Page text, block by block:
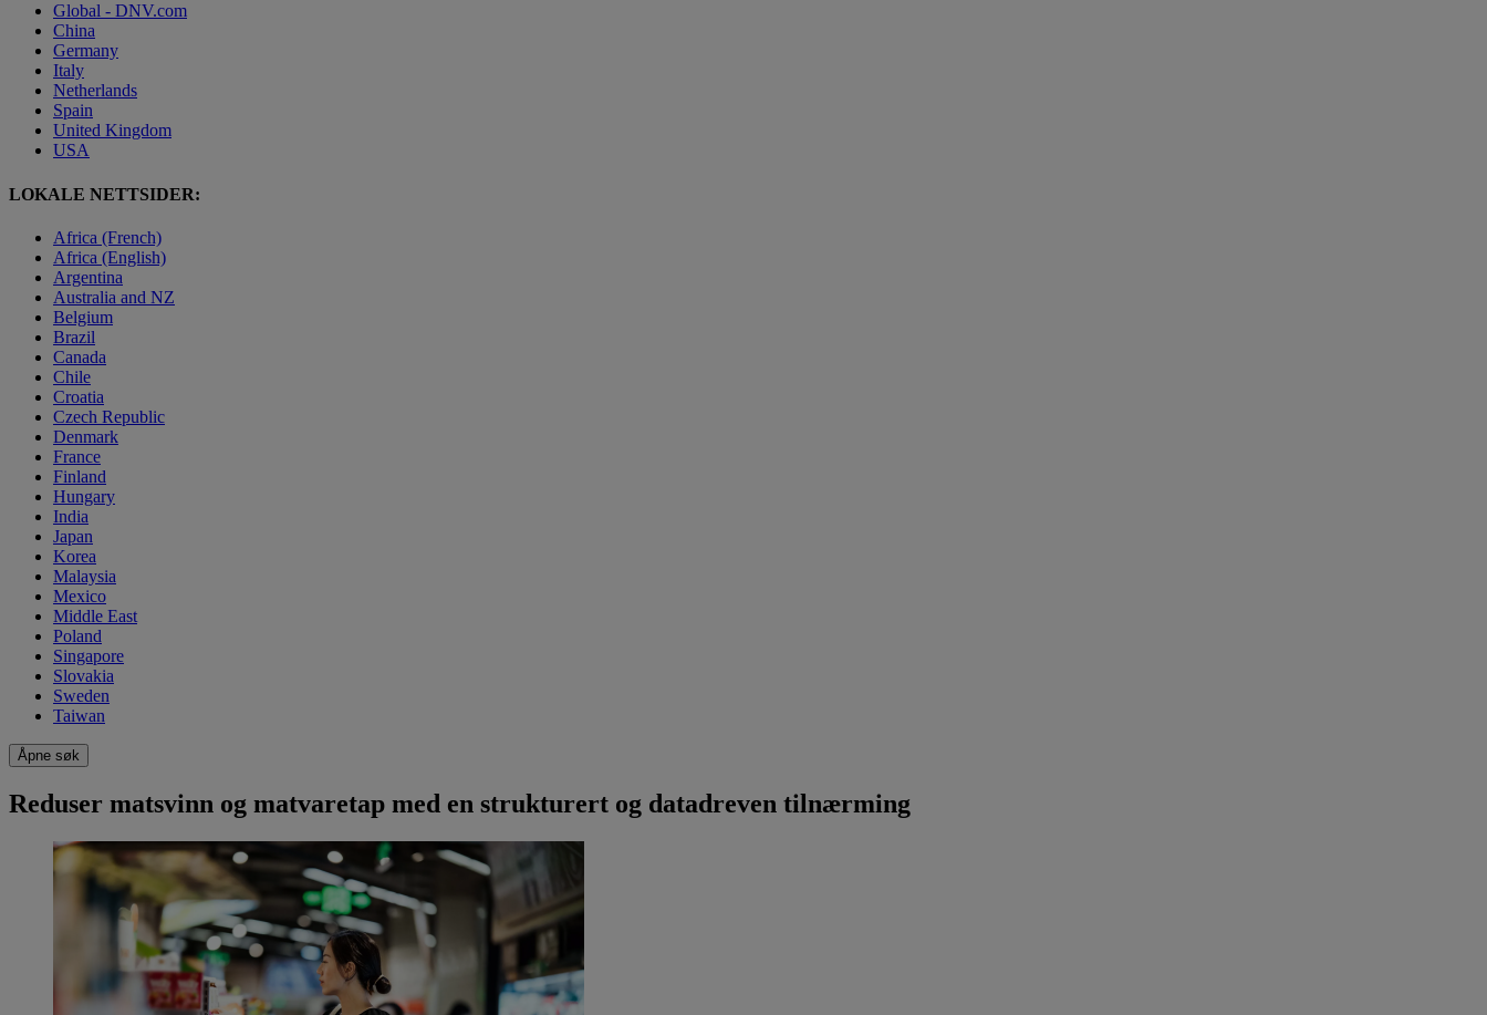
Global - DNV.com
China
Germany
Italy
Netherlands
Spain
United Kingdom
USA
LOKALE NETTSIDER:
Africa (French)
Africa (English)
Argentina
Australia and NZ
Belgium
Brazil
Canada
Chile
Croatia
Czech Republic
Denmark
France
Finland
Hungary
India
Japan
Korea
Malaysia
Mexico
Middle East
Poland
Singapore
Slovakia
Sweden
Taiwan
Åpne søk
Reduser matsvinn og matvaretap med en strukturert og datadreven tilnærming